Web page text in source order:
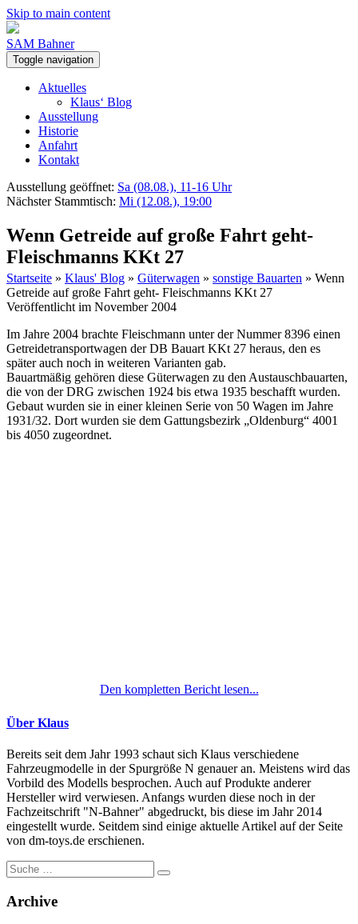
Skip to main content
SAM Bahner
Toggle navigation
Aktuelles
Klaus‘ Blog
Ausstellung
Historie
Anfahrt
Kontakt
Ausstellung geöffnet: Sa (08.08.), 11-16 Uhr
Nächster Stammtisch: Mi (12.08.), 19:00
Wenn Getreide auf große Fahrt geht-
Fleischmanns KKt 27
Startseite » Klaus' Blog » Güterwagen » sonstige Bauarten » Wenn
Getreide auf große Fahrt geht- Fleischmanns KKt 27
Veröffentlicht im November 2004
Im Jahre 2004 brachte Fleischmann unter der Nummer 8396 einen
Getreidetransportwagen der DB Bauart KKt 27 heraus, den es
später auch noch in weiteren Varianten gab.
Bauartmäßig gehören diese Güterwagen zu den Austauschbauarten,
die von der DRG zwischen 1924 bis etwa 1935 beschafft wurden.
Gebaut wurden sie in einer kleinen Serie von 50 Wagen im Jahre
1931/32. Dort wurden sie dem Gattungsbezirk „Oldenburg“ 4001
bis 4050 zugeordnet.
Den kompletten Bericht lesen...
Über Klaus
Bereits seit dem Jahr 1993 schaut sich Klaus verschiedene
Fahrzeugmodelle in der Spurgröße N genauer an. Meistens wird das
Vorbild des Modells besprochen. Auch auf Produkte anderer
Hersteller wird verwiesen. Anfangs wurden diese noch in der
Fachzeitschrift "N-Bahner" abgedruckt, bis diese im Jahr 2014
eingestellt wurde. Seitdem sind einige aktuelle Artikel auf der Seite
von dm-toys.de erschienen.
Suche
nach:
Archive